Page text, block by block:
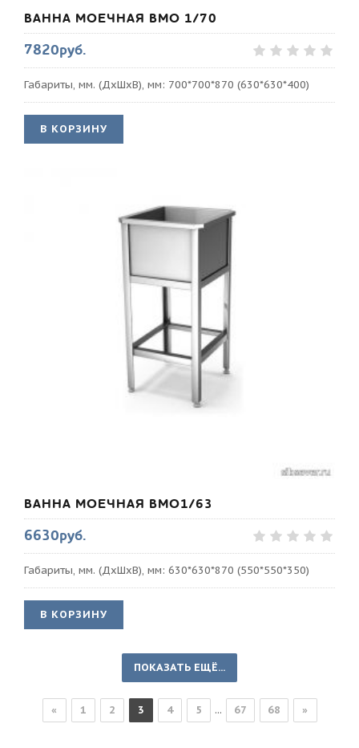
ВАННА МОЕЧНАЯ ВМО 1/70
7820руб.
Габариты, мм. (ДхШхВ), мм: 700*700*870 (630*630*400)
В КОРЗИНУ
ВАННА МОЕЧНАЯ ВМО1/63
6630руб.
Габариты, мм. (ДхШхВ), мм: 630*630*870 (550*550*350)
В КОРЗИНУ
ПОКАЗАТЬ ЕЩЁ...
« 1 2 3 4 5 ... 67 68 »